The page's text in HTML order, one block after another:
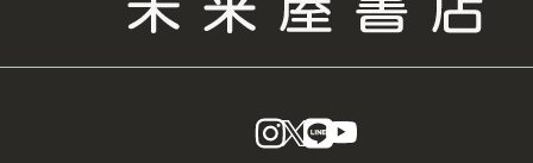
instagram
X LINE